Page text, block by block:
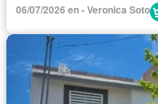
06/07/2026 en - Veronica Soto